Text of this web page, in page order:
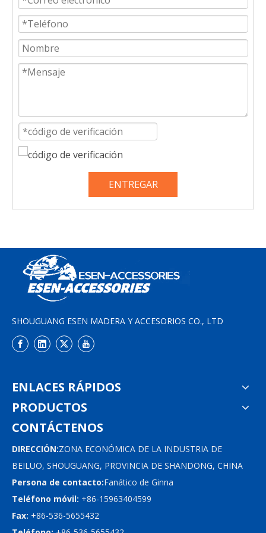
ENTREGAR
SHOUGUANG ESEN MADERA Y ACCESORIOS CO., LTD
ENLACES RÁPIDOS
PRODUCTOS
CONTÁCTENOS
DIRECCIÓN:ZONA ECONÓMICA DE LA INDUSTRIA DE
BEILUO, SHOUGUANG, PROVINCIA DE SHANDONG, CHINA
Persona de contacto:Fanático de Ginna
Teléfono móvil: +86-15963404599
Fax: +86-536-5655432